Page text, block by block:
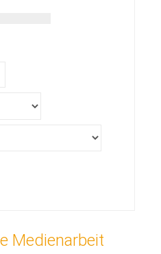
Medienarbeit